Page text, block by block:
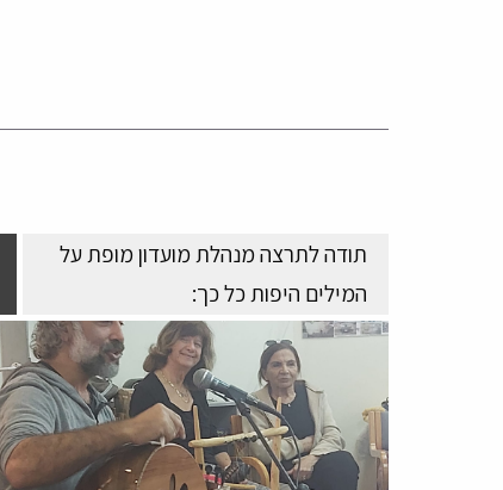
תודה לתרצה מנהלת מועדון מופת על
המילים היפות כל כך: